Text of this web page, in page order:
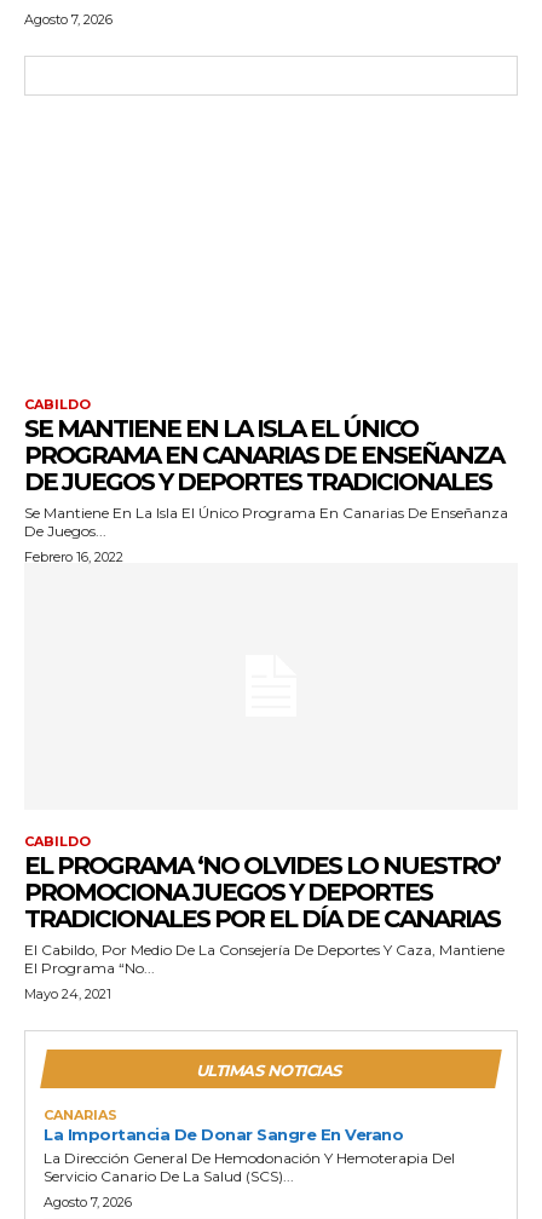
Agosto 7, 2026
CABILDO
SE MANTIENE EN LA ISLA EL ÚNICO
PROGRAMA EN CANARIAS DE ENSEÑANZA
DE JUEGOS Y DEPORTES TRADICIONALES
Se Mantiene En La Isla El Único Programa En Canarias De Enseñanza
De Juegos...
Febrero 16, 2022
CABILDO
EL PROGRAMA ‘NO OLVIDES LO NUESTRO’
PROMOCIONA JUEGOS Y DEPORTES
TRADICIONALES POR EL DÍA DE CANARIAS
El Cabildo, Por Medio De La Consejería De Deportes Y Caza, Mantiene
El Programa “No...
Mayo 24, 2021
ULTIMAS NOTICIAS
CANARIAS
La Importancia De Donar Sangre En Verano
La Dirección General De Hemodonación Y Hemoterapia Del
Servicio Canario De La Salud (SCS)...
Agosto 7, 2026